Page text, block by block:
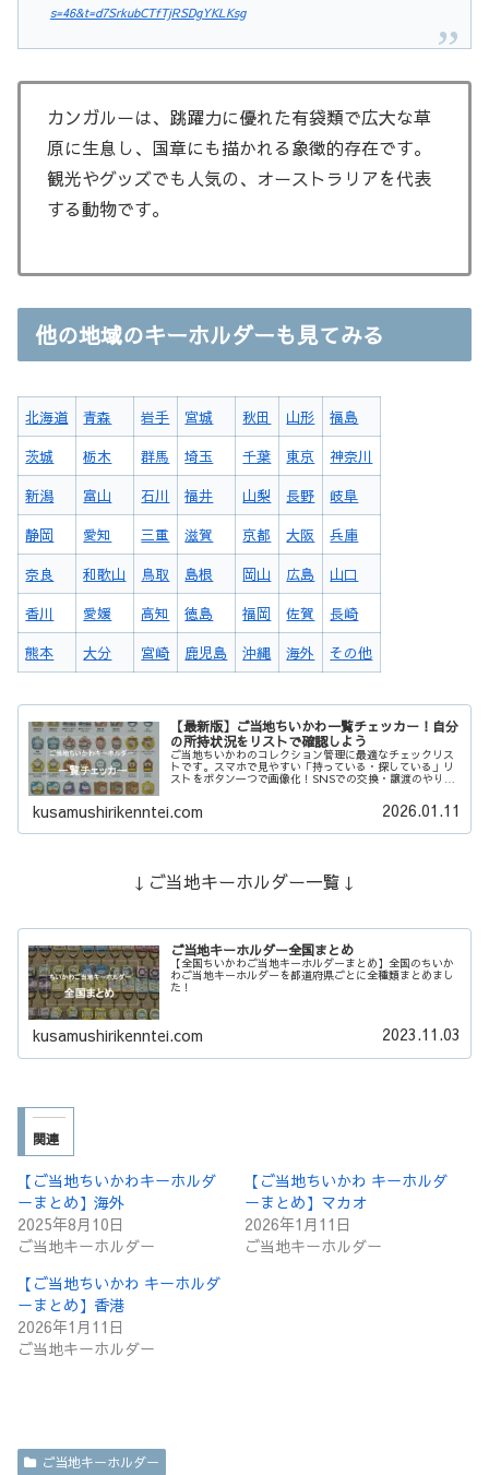
s=46&t=d7SrkubCTfTjRSDgYKLKsg
カンガルーは、跳躍力に優れた有袋類で広大な草
原に生息し、国章にも描かれる象徴的存在です。
観光やグッズでも人気の、オーストラリアを代表
する動物です。
他の地域のキーホルダーも見てみる
北海道 青森 岩手 宮城 秋田 山形 福島
茨城 栃木 群馬 埼玉 千葉 東京 神奈川
新潟 富山 石川 福井 山梨 長野 岐阜
静岡 愛知 三重 滋賀 京都 大阪 兵庫
奈良 和歌山 鳥取 島根 岡山 広島 山口
香川 愛媛 高知 徳島 福岡 佐賀 長崎
熊本 大分 宮崎 鹿児島 沖縄 海外 その他
【最新版】ご当地ちいかわ一覧チェッカー！自分
の所持状況をリストで確認しよう
ご当地ちいかわのコレクション管理に最適なチェックリス
トです。スマホで見やすい「持っている・探している」リ
ストをボタン一つで画像化！SNSでの交換・譲渡のやり取
す。あなたのちいかわ集めを強力にサポート！
kusamushirikenntei.com 2026.01.11
↓ご当地キーホルダー一覧↓
ご当地キーホルダー全国まとめ
【全国ちいかわご当地キーホルダーまとめ】全国のちいか
わご当地キーホルダーを都道府県ごとに全種類まとめまし
た！
kusamushirikenntei.com 2023.11.03
関連
【ご当地ちいかわキーホルダ
ーまとめ】海外
2025年8月10日
ご当地キーホルダー
【ご当地ちいかわ キーホルダ
ーまとめ】マカオ
2026年1月11日
ご当地キーホルダー
【ご当地ちいかわ キーホルダ
ーまとめ】香港
2026年1月11日
ご当地キーホルダー
ご当地キーホルダー